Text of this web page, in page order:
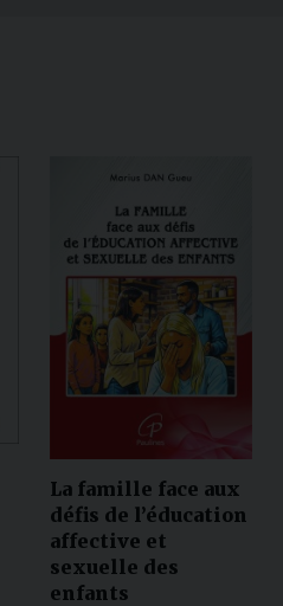
La famille face aux
défis de l’éducation
affective et
sexuelle des
enfants